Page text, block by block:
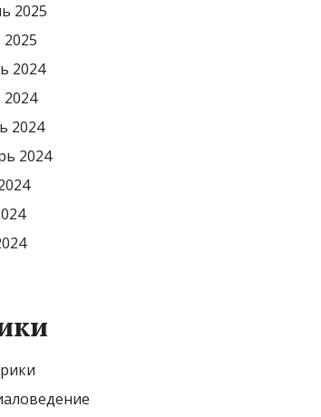
2025
2024
2024
2024